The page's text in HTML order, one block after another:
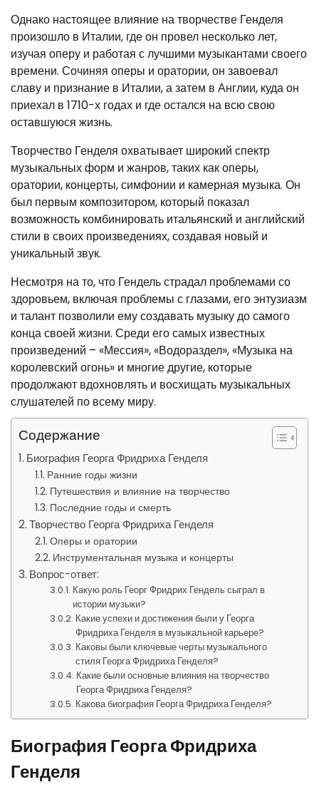
Однако настоящее влияние на творчестве Генделя
произошло в Италии, где он провел несколько лет,
изучая оперу и работая с лучшими музыкантами своего
времени. Сочиняя оперы и оратории, он завоевал
славу и признание в Италии, а затем в Англии, куда он
приехал в 1710-х годах и где остался на всю свою
оставшуюся жизнь.
Творчество Генделя охватывает широкий спектр
музыкальных форм и жанров, таких как оперы,
оратории, концерты, симфонии и камерная музыка. Он
был первым композитором, который показал
возможность комбинировать итальянский и английский
стили в своих произведениях, создавая новый и
уникальный звук.
Несмотря на то, что Гендель страдал проблемами со
здоровьем, включая проблемы с глазами, его энтузиазм
и талант позволили ему создавать музыку до самого
конца своей жизни. Среди его самых известных
произведений – «Мессия», «Водораздел», «Музыка на
королевский огонь» и многие другие, которые
продолжают вдохновлять и восхищать музыкальных
слушателей по всему миру.
Содержание
Биография Георга Фридриха Генделя
Ранние годы жизни
Путешествия и влияние на творчество
Последние годы и смерть
Творчество Георга Фридриха Генделя
Оперы и оратории
Инструментальная музыка и концерты
Вопрос-ответ:
Какую роль Георг Фридрих Гендель сыграл в
истории музыки?
Какие успехи и достижения были у Георга
Фридриха Генделя в музыкальной карьере?
Каковы были ключевые черты музыкального
стиля Георга Фридриха Генделя?
Какие были основные влияния на творчество
Георга Фридриха Генделя?
Какова биография Георга Фридриха Генделя?
Биография Георга Фридриха
Генделя